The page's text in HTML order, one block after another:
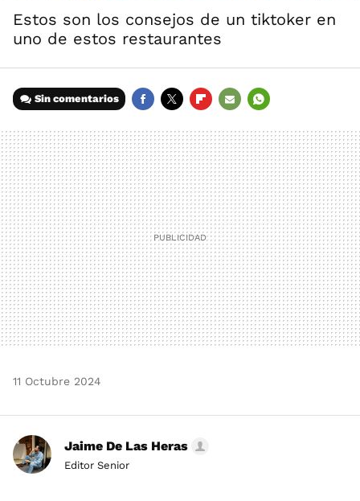
Estos son los consejos de un tiktoker en
uno de estos restaurantes
Sin comentarios
MAIL
11 Octubre 2024
Jaime De Las Heras
Editor Senior